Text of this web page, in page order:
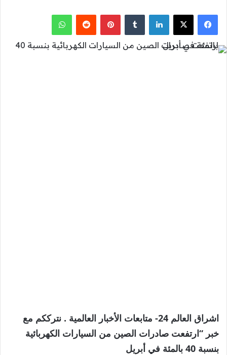
فيسبوك
‫X لينكدإن بينتيريست واتساب
اشراق العالم 24- متابعات الأخبار العالمية . نترككم مع
خبر “ارتفعت صادرات الصين من السيارات الكهربائية
بنسبة 40 بالمئة في أبريل